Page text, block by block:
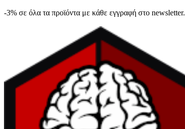
-3% σε όλα τα προϊόντα με κάθε εγγραφή στο newsletter.